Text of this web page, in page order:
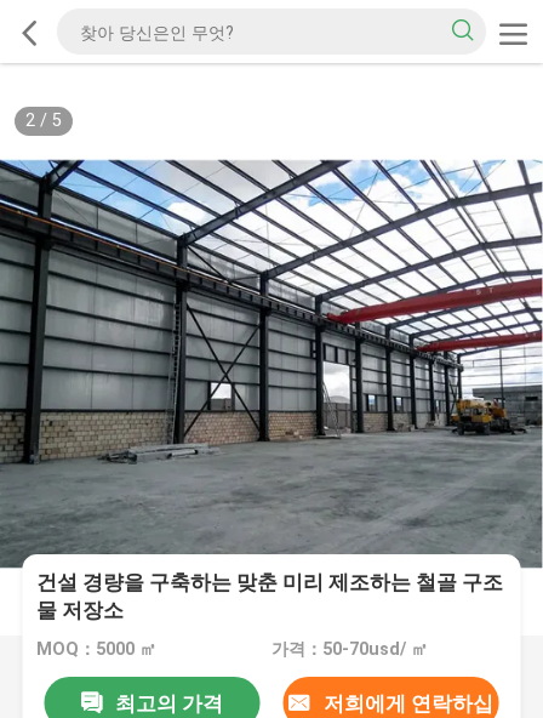
2/ 5
건설 경량을 구축하는 맞춘 미리 제조하는 철골 구조
물 저장소
MOQ：5000 ㎡ 가격：50-70usd/ ㎡
최고의 가격 저희에게 연락하십